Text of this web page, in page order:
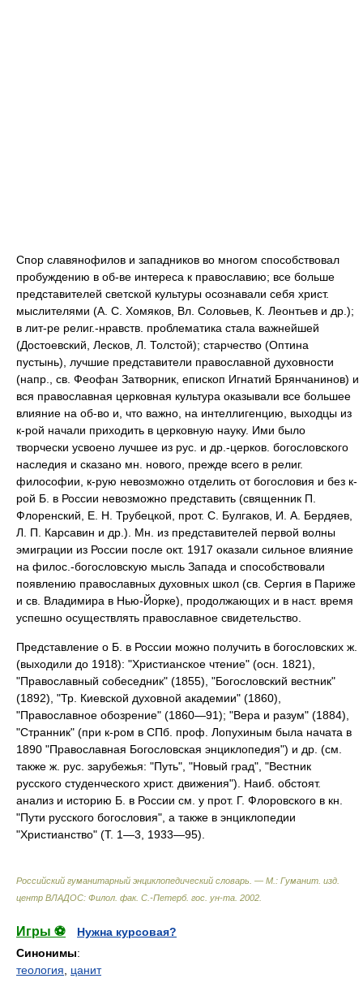
Спор славянофилов и западников во многом способствовал
пробуждению в об-ве интереса к православию; все больше
представителей светской культуры осознавали себя христ.
мыслителями (А. С. Хомяков, Вл. Соловьев, К. Леонтьев и др.);
в лит-ре религ.-нравств. проблематика стала важнейшей
(Достоевский, Лесков, Л. Толстой); старчество (Оптина
пустынь), лучшие представители православной духовности
(напр., св. Феофан Затворник, епископ Игнатий Брянчанинов) и
вся православная церковная культура оказывали все большее
влияние на об-во и, что важно, на интеллигенцию, выходцы из
к-рой начали приходить в церковную науку. Ими было
творчески усвоено лучшее из рус. и др.-церков. богословского
наследия и сказано мн. нового, прежде всего в религ.
философии, к-рую невозможно отделить от богословия и без к-
рой Б. в России невозможно представить (священник П.
Флоренский, Е. Н. Трубецкой, прот. С. Булгаков, И. А. Бердяев,
Л. П. Карсавин и др.). Мн. из представителей первой волны
эмиграции из России после окт. 1917 оказали сильное влияние
на филос.-богословскую мысль Запада и способствовали
появлению православных духовных школ (св. Сергия в Париже
и св. Владимира в Нью-Йорке), продолжающих и в наст. время
успешно осуществлять православное свидетельство.
Представление о Б. в России можно получить в богословских ж.
(выходили до 1918): "Христианское чтение" (осн. 1821),
"Православный собеседник" (1855), "Богословский вестник"
(1892), "Тр. Киевской духовной академии" (1860),
"Православное обозрение" (1860—91); "Вера и разум" (1884),
"Странник" (при к-ром в СПб. проф. Лопухиным была начата в
1890 "Православная Богословская энциклопедия") и др. (см.
также ж. рус. зарубежья: "Путь", "Новый град", "Вестник
русского студенческого христ. движения"). Наиб. обстоят.
анализ и историю Б. в России см. у прот. Г. Флоровского в кн.
"Пути русского богословия", а также в энциклопедии
"Христианство" (Т. 1—3, 1933—95).
Российский гуманитарный энциклопедический словарь. — М.: Гуманит. изд.
центр ВЛАДОС: Филол. фак. С.-Петерб. гос. ун-та 2002
Игры ⚽
Нужна курсовая?
Синонимы:
теология
цанит